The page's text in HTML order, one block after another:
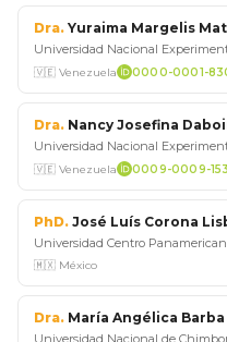
Dra. Yuraima Margelis
Universidad Nacional
🇻🇪 Venezuela 0000-0001-
Dra. Nancy Josefina
Universidad Nacional
🇻🇪 Venezuela 0009-0009-
PhD. José Luís Corona
Universidad Centro
🇲🇽 México
Dra. María Angélica
Universidad Nacional de